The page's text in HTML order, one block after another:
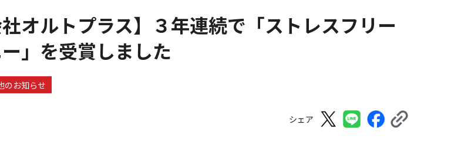
社オルトプラス】３年連続で「ストレスフリー
」を受賞しました
のお知らせ
シェア